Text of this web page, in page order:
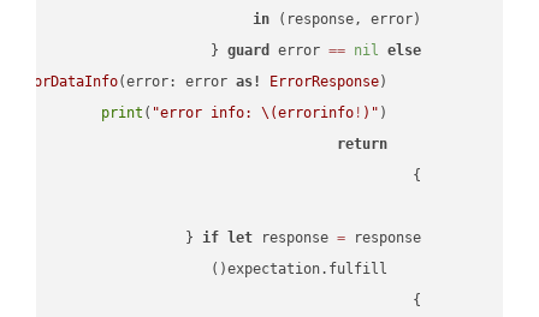
        (response, error)
in
guard
error == nil else
(error: error as!
ErrorResponse
print ( "error info: \(errorinfo! ) "
return
if let response =